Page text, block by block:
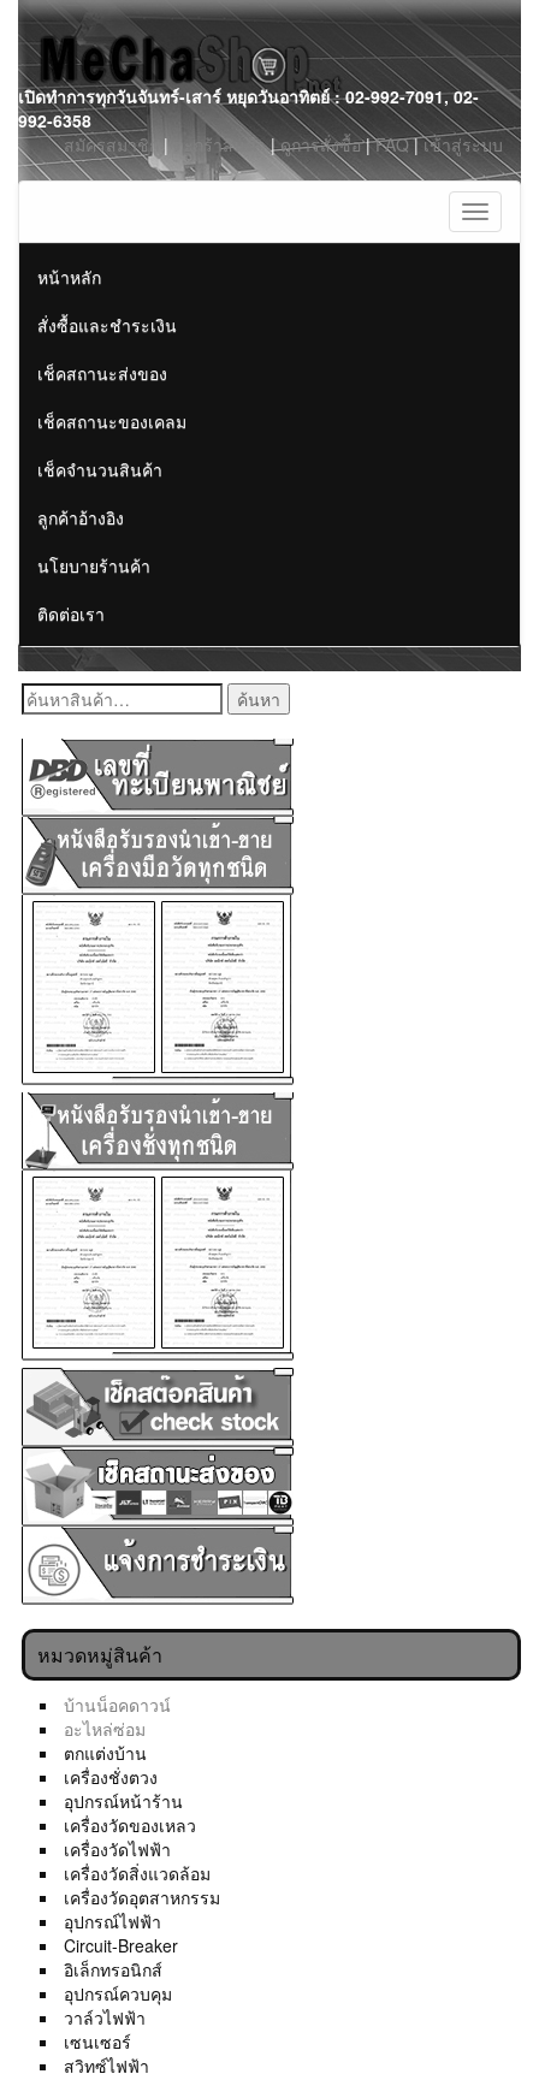
Skip
to
content
เปิดทำการทุกวันจันทร์-เสาร์ หยุดวันอาทิตย์ : 02-992-7091, 02-
992-6358
สมัครสมาชิก | ตะกร้าสินค้า|ดูการสั่งซื้อ|FAQ|เข้าสู่ระบบ
Toggle
หน้าหลัก
สั่งซื้อและชำระเงิน
เช็คสถานะส่งของ
เช็คสถานะของเคลม
เช็คจำนวนสินค้า
ลูกค้าอ้างอิง
นโยบายร้านค้า
ติดต่อเรา
ค้นหา:
หมวดหมู่สินค้า
บ้านน็อคดาวน์
อะไหล่ซ่อม
ตกแต่งบ้าน
เครื่องชั่งตวง
อุปกรณ์หน้าร้าน
เครื่องวัดของเหลว
เครื่องวัดไฟฟ้า
เครื่องวัดสิ่งแวดล้อม
เครื่องวัดอุตสาหกรรม
อุปกรณ์ไฟฟ้า
Circuit-Breaker
อิเล็กทรอนิกส์
อุปกรณ์ควบคุม
วาล์วไฟฟ้า
เซนเซอร์
สวิทซ์ไฟฟ้า